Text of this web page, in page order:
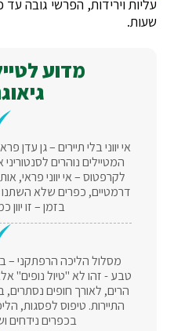
שעות.
מדוע
אי יווני בלי תיירים – גן עדן
המטיילים נוהרים
לקרפטוס – אי יווני פראי,
דרמטיים, כפרים שלא
בזמן – זו
מסלול הליכה הרפתקני –
טבע - זהו לא "טיול נופים"
הרים, לאורך חופים
התיירות. טיפוס לפסגות,
בכפרים נידחים